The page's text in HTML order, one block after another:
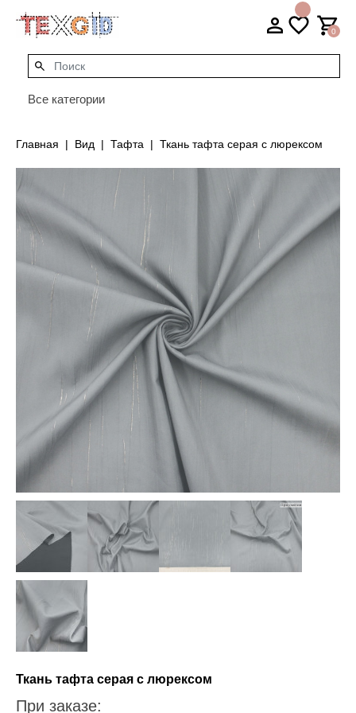
0
Все категории
Главная Вид Тафта Ткань тафта серая с люрексом
Ткань тафта серая с люрексом
При заказе: